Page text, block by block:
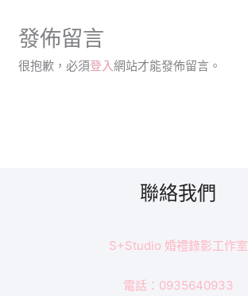
發佈留言
很抱歉，必須登入網站才能發佈留言。
聯絡我們
S+Studio 婚禮錄影工作室
電話：0935640933